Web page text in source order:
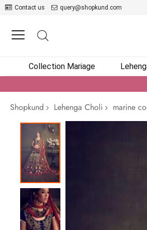
Contact us query@shopkund.com
Collection Mariage
Shopkund
Lehenga Choli
marine
Passer
fin
de
la
galerie
d’images